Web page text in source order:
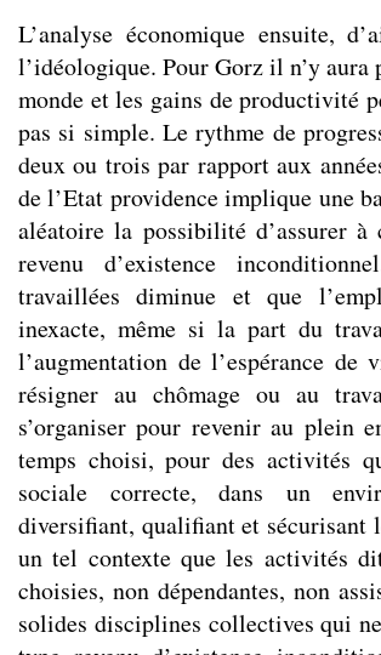
L’analyse économique ensuite,
l’idéologique. Pour Gorz il n’y
monde et les gains de productivité
pas si simple. Le rythme de
deux ou trois par rapport aux
de l’Etat providence implique une
aléatoire la possibilité d’assurer
revenu d’existence
travaillées diminue et que
inexacte, même si la part du
l’augmentation de l’espérance
résigner au chômage ou au
s’organiser pour revenir au plein
temps choisi, pour des activités
sociale correcte, dans un
diversifiant, qualifiant et sécurisant
un tel contexte que les activités
choisies, non dépendantes, non
solides disciplines collectives qui